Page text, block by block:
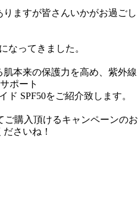
ますが皆さんいかがお過ごし
なってきました。
本来の保護力を高め、紫外線
ポート
SPF50をご紹介致します。
ご購入頂けるキャンペーンのお
さいね！